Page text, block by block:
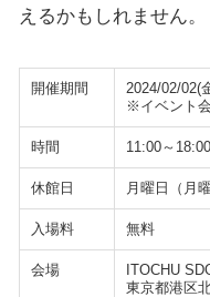
えるかもしれません。
開催期間
2024/02/02(
※イベント
時間 11:00～18:00
休館日 月曜日（月
入場料 無料
会場
ITOCHU
東京都港区